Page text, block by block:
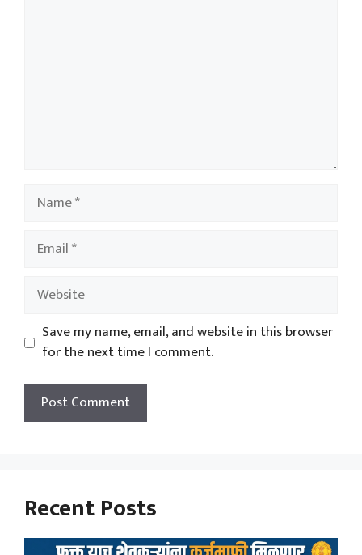
Name
Email
Website
Save my name, email, and website in this browser
for the next time I comment.
Recent Posts